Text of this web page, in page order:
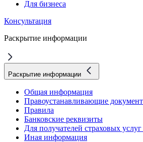
Для бизнеса
Консультация
Раскрытие информации
Раскрытие информации
Общая информация
Правоустанавливающие
Правила
Банковские реквизиты
Для получателей страховых услуг
Иная информация